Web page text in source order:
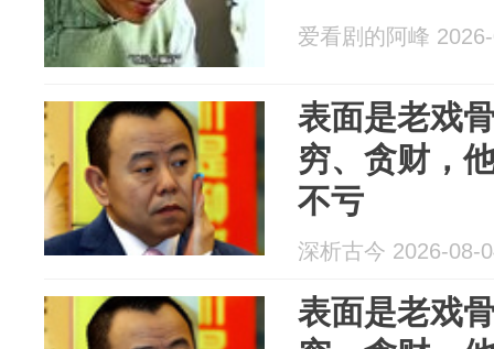
爱看剧的阿峰
表面是老戏
穷、贪财，
不亏
深析古今 2026-08-
表面是老戏